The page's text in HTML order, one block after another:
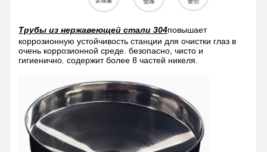
Побеседуйте
Аварийный душ и глазная вода
Стенная станция для очистки глаз
Станция очистки глаз на столе
Трубы из нержавеющей стали 304повышает
коррозионную устойчивость станции для очистки глаз в
очень коррозионной среде. безопасно, чисто и
гигиенично. содержит более 8 частей никеля.